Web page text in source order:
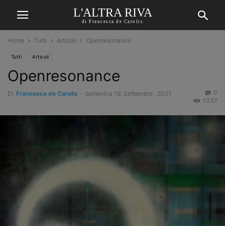
L'ALTRA RIVA
di Francesca de Carolis
Home Tutti Articoli Openresonance
Tutti Articoli
Openresonance
Di Francesca de Carolis - domenica 19, Settembre , 2021
0
1337